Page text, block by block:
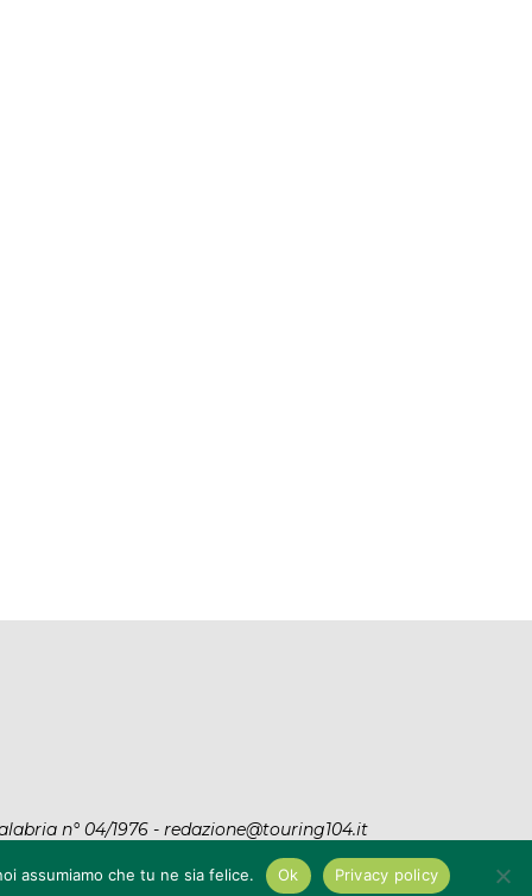
n° 04/1976 - redazione@touring104.it
assumiamo che tu ne sia felice. Ok Privacy policy